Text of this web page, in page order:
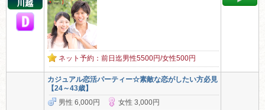
ネット予約：前日迄男性5500円/女性500円
カジュアル恋活パーティー☆素敵な恋がしたい方必見
【24～43歳】
男性 6,000円
女性 3,000円